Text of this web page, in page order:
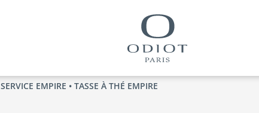
SERVICE EMPIRE • TASSE À THÉ EMPIRE